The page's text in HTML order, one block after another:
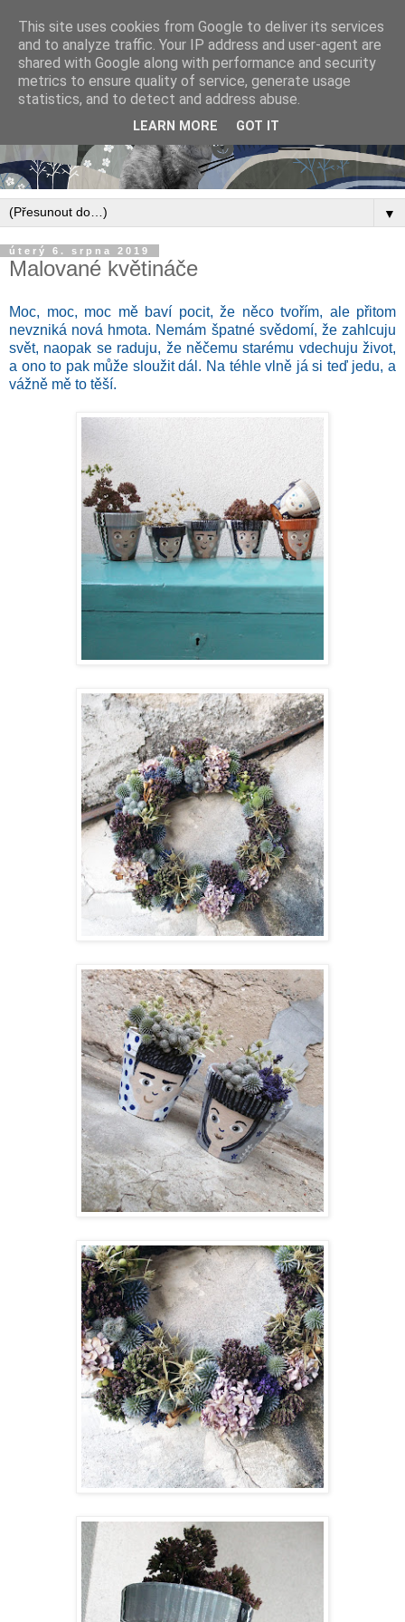
▼
úterý 6. srpna 2019
Malované květináče
Moc, moc, moc mě baví pocit, že něco tvořím, ale přitom
nevzniká nová hmota. Nemám špatné svědomí, že zahlcuju
svět, naopak se raduju, že něčemu starému vdechuju život,
a ono to pak může sloužit dál. Na téhle vlně já si teď jedu, a
vážně mě to těší.
This site uses cookies from Google to deliver its services
and to analyze traffic. Your IP address and user-agent are
shared with Google along with performance and security
metrics to ensure quality of service, generate usage
statistics, and to detect and address abuse.
LEARN MORE GOT IT